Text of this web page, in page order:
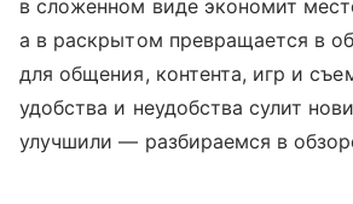
в сложенном виде экономит
а в раскрытом превращается в
для общения, контента, игр и
удобства и неудобства сулит
улучшили — разбираемся в